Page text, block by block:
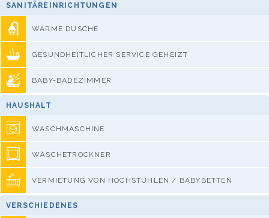
SANITÄREINRICHTUNGEN
WARME DUSCHE
GESUNDHEITLICHER SERVICE GEHEIZT
BABY-BADEZIMMER
HAUSHALT
WASCHMASCHINE
WÄSCHETROCKNER
VERMIETUNG VON HOCHSTÜHLEN / BABYBETTEN
VERSCHIEDENES